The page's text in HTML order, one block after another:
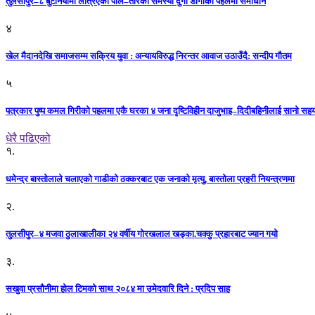
४
खेल मैदानदेखि समाजसम्म सक्रिय युवा : अन्यायविरुद्ध निरन्तर आवाज उठाउँदै: सन्दीप गौतम
५
पत्रकार पुष्प कमल गिरीको पहलमा एकै घरका ४ जना दृष्टिविहीन दाजुभाइ–दिदीबहिनीलाई सानो
धेरै पढिएको
१.
धमेन्द्र बास्तोलाले चलाएको गाडीको ठक्करबाट एक जनाको मृत्यु, बास्तोला प्रहरी नियन्त्रणमा
२.
तुलसीपुर–४ मजवा ठुलाखालीका २४ वर्षीय गोरखलाल खड्का.चक्कु प्रहारबाट ज्यान गयो
३.
सखुवा प्रसौनीमा होल टिमको साथ २०८४ मा उमेदवारि दिने : प्रदिप साह